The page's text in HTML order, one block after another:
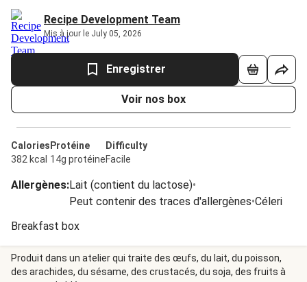
Recipe Development Team
Mis à jour le July 05, 2026
Enregistrer
Voir nos box
Calories
382 kcal
Protéine
14g protéine
Difficulty
Facile
Allergènes:Lait (contient du lactose)•
Peut contenir des traces d'allergènes•Céleri
Breakfast box
Produit dans un atelier qui traite des œufs, du lait, du poisson,
des arachides, du sésame, des crustacés, du soja, des fruits à